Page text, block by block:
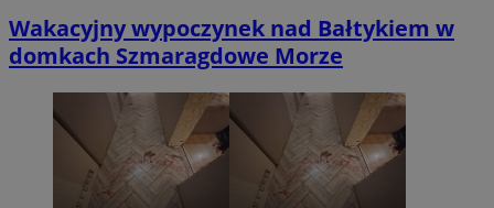
Wakacyjny wypoczynek nad Bałtykiem w
domkach Szmaragdowe Morze